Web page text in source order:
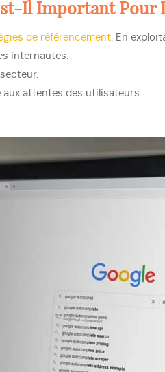
Il Important Pour
de référencement. En
internautes.
attentes des utilisateurs.